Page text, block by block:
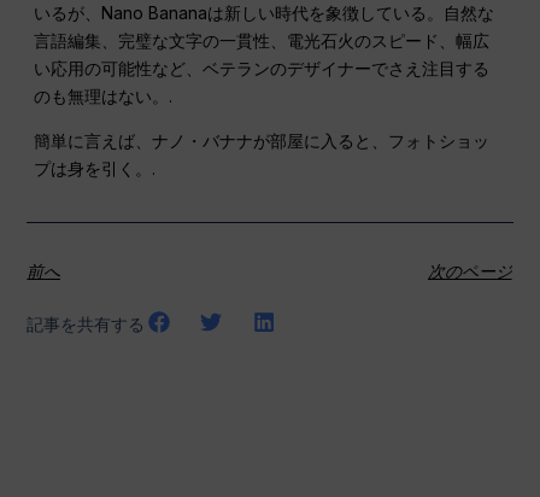
いるが、Nano Bananaは新しい時代を象徴している。自然な
言語編集、完璧な文字の一貫性、電光石火のスピード、幅広
い応用の可能性など、ベテランのデザイナーでさえ注目する
のも無理はない。.
簡単に言えば、ナノ・バナナが部屋に入ると、フォトショッ
プは身を引く。.
前へ 次のページ
記事を共有する